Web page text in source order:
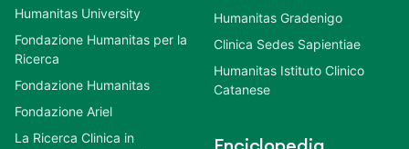
Humanitas University
Fondazione Humanitas per la
Ricerca
Fondazione Humanitas
Fondazione Ariel
La Ricerca Clinica in
Humanitas Gradenigo
Clinica Sedes Sapientiae
Humanitas Istituto Clinico
Catanese